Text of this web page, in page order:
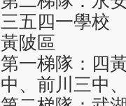
三五四一學校
黃陂區
第一梯隊：四
中、前川三中